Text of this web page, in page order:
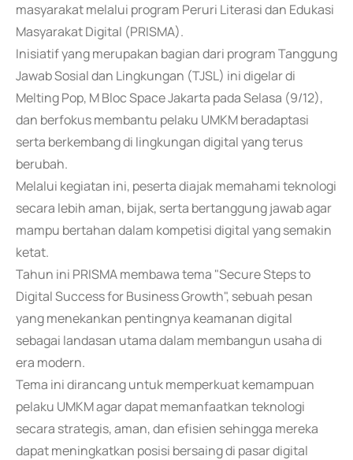
masyarakat melalui program Peruri Literasi dan Edukasi
Masyarakat Digital (PRISMA).
Inisiatif yang merupakan bagian dari program Tanggung
Jawab Sosial dan Lingkungan (TJSL) ini digelar di
Melting Pop, M Bloc Space Jakarta pada Selasa (9/12),
dan berfokus membantu pelaku UMKM beradaptasi
serta berkembang di lingkungan digital yang terus
berubah.
Melalui kegiatan ini, peserta diajak memahami teknologi
secara lebih aman, bijak, serta bertanggung jawab agar
mampu bertahan dalam kompetisi digital yang semakin
ketat.
Tahun ini PRISMA membawa tema "Secure Steps to
Digital Success for Business Growth", sebuah pesan
yang menekankan pentingnya keamanan digital
sebagai landasan utama dalam membangun usaha di
era modern.
Tema ini dirancang untuk memperkuat kemampuan
pelaku UMKM agar dapat memanfaatkan teknologi
secara strategis, aman, dan efisien sehingga mereka
dapat meningkatkan posisi bersaing di pasar digital